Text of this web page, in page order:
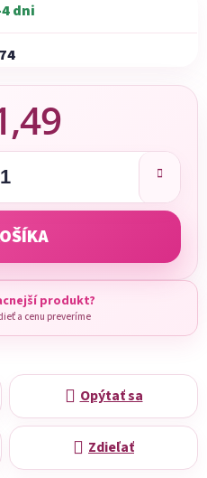
dni
Jednotková cena:
produkt?
a cenu preveríme
Opýtať sa
Zdieľať